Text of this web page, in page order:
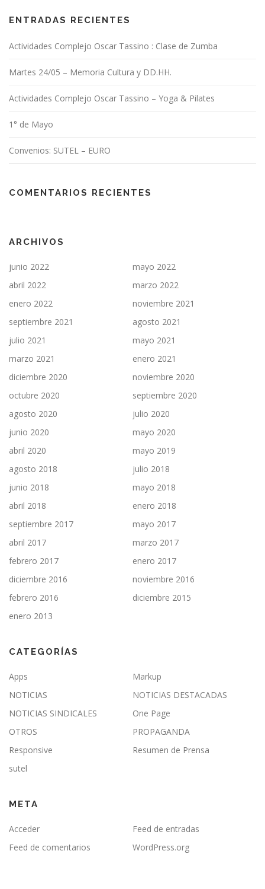
ENTRADAS RECIENTES
Actividades Complejo Oscar Tassino : Clase de Zumba
Martes 24/05 – Memoria Cultura y DD.HH.
Actividades Complejo Oscar Tassino – Yoga & Pilates
1° de Mayo
Convenios: SUTEL – EURO
COMENTARIOS RECIENTES
ARCHIVOS
junio 2022
mayo 2022
abril 2022
marzo 2022
enero 2022
noviembre 2021
septiembre 2021
agosto 2021
julio 2021
mayo 2021
marzo 2021
enero 2021
diciembre 2020
noviembre 2020
octubre 2020
septiembre 2020
agosto 2020
julio 2020
junio 2020
mayo 2020
abril 2020
mayo 2019
agosto 2018
julio 2018
junio 2018
mayo 2018
abril 2018
enero 2018
septiembre 2017
mayo 2017
abril 2017
marzo 2017
febrero 2017
enero 2017
diciembre 2016
noviembre 2016
febrero 2016
diciembre 2015
enero 2013
CATEGORÍAS
Apps
Markup
NOTICIAS
NOTICIAS DESTACADAS
NOTICIAS SINDICALES
One Page
OTROS
PROPAGANDA
Responsive
Resumen de Prensa
sutel
META
Acceder
Feed de entradas
Feed de comentarios
WordPress.org